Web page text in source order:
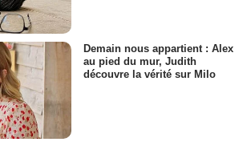
Demain nous appartient : Alex
au pied du mur, Judith
découvre la vérité sur Milo